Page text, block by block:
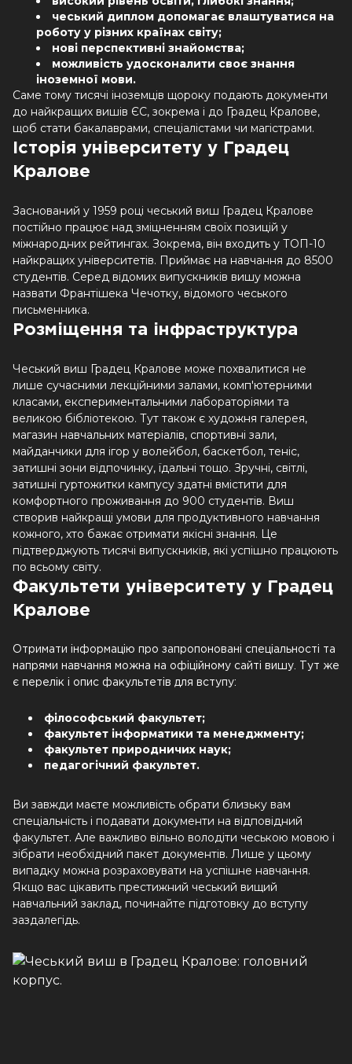
чеський диплом допомагає влаштуватися на
роботу у різних країнах світу;
нові перспективні знайомства;
можливість удосконалити своє знання
іноземної мови.
Саме тому тисячі іноземців щороку подають документи
до найкращих вишів ЄС, зокрема і до Градец Кралове,
щоб стати бакалаврами, спеціалістами чи магістрами.
Історія університету у Градец
Кралове
Заснований у 1959 році чеський виш Градец Кралове
постійно працює над зміцненням своїх позицій у
міжнародних рейтингах. Зокрема, він входить у ТОП-10
найкращих університетів. Приймає на навчання до 8500
студентів. Серед відомих випускників вишу можна
назвати Франтішека Чечотку, відомого чеського
письменника.
Розміщення та інфраструктура
Чеський виш Градец Кралове може похвалитися не
лише сучасними лекційними залами, комп'ютерними
класами, експериментальними лабораторіями та
великою бібліотекою. Тут також є художня галерея,
магазин навчальних матеріалів, спортивні зали,
майданчики для ігор у волейбол, баскетбол, теніс,
затишні зони відпочинку, їдальні тощо. Зручні, світлі,
затишні гуртожитки кампусу здатні вмістити для
комфортного проживання до 900 студентів. Виш
створив найкращі умови для продуктивного навчання
кожного, хто бажає отримати якісні знання. Це
підтверджують тисячі випускників, які успішно працюють
по всьому світу.
Факультети університету у Градец
Кралове
Отримати інформацію про запропоновані спеціальності та
напрями навчання можна на офіційному сайті вишу. Тут же
є перелік і опис факультетів для вступу:
філософський факультет;
факультет інформатики та менеджменту;
факультет природничих наук;
педагогічний факультет.
Ви завжди маєте можливість обрати близьку вам
спеціальність і подавати документи на відповідний
факультет. Але важливо вільно володіти чеською мовою і
зібрати необхідний пакет документів. Лише у цьому
випадку можна розраховувати на успішне навчання.
Якщо вас цікавить престижний чеський вищий
навчальний заклад, починайте підготовку до вступу
заздалегідь.